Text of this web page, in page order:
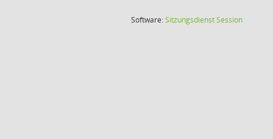
Software:SitzungsdienstSession(Wird in